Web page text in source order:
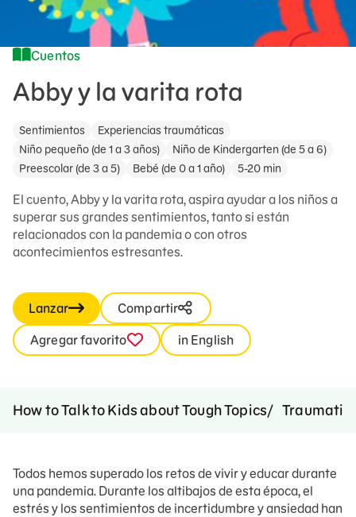
Cuentos
Abby y la varita rota
Sentimientos
Experiencias traumáticas
Niño pequeño (de 1 a 3 años)
Niño de Kindergarten (de 5 a 6)
Preescolar (de 3 a 5)
Bebé (de 0 a 1 año) 5-20 min
El cuento, Abby y la varita rota, aspira ayudar a los niños a
superar sus grandes sentimientos, tanto si están
relacionados con la pandemia o con otros
acontecimientos estresantes.
Lanzar
Compartir
Agregar favorito
in English
How to Talk to Kids about Tough Topics Traumatic
Todos hemos superado los retos de vivir y educar durante
una pandemia. Durante los altibajos de esta época, el
estrés y los sentimientos de incertidumbre y ansiedad han